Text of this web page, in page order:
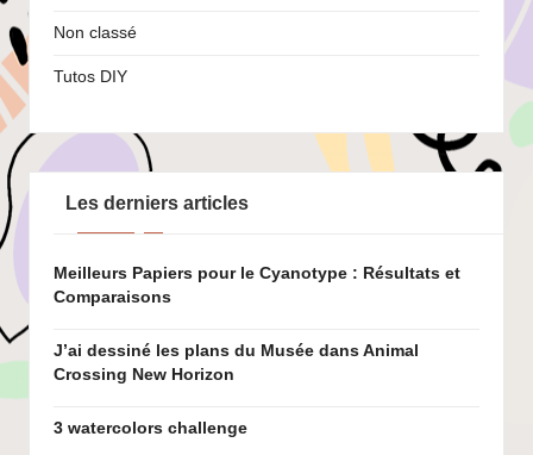
Non classé
Tutos DIY
Les derniers articles
Meilleurs Papiers pour le Cyanotype : Résultats et
Comparaisons
J’ai dessiné les plans du Musée dans Animal
Crossing New Horizon
3 watercolors challenge